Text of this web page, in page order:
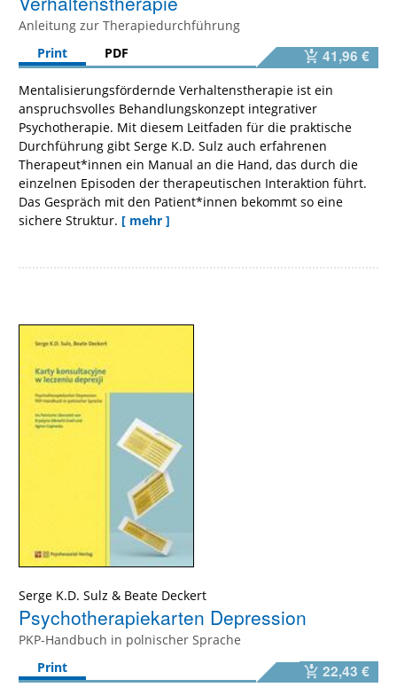
Anleitung zur Therapiedurchführung
Print
PDF 41,96 €
Mentalisierungsfördernde Verhaltenstherapie ist ein
anspruchsvolles Behandlungskonzept integrativer
Psychotherapie. Mit diesem Leitfaden für die praktische
Durchführung gibt Serge K.D. Sulz auch erfahrenen
Therapeut*innen ein Manual an die Hand, das durch die
einzelnen Episoden der therapeutischen Interaktion führt.
Das Gespräch mit den Patient*innen bekommt so eine
sichere Struktur. [ mehr ]
Serge K.D. Sulz & Beate Deckert
Psychotherapiekarten Depression
PKP-Handbuch in polnischer Sprache
Print
22,43 €